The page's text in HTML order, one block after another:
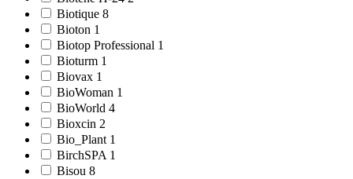
Biotique 8
Bioton 1
Biotop Professional 1
Bioturm 1
Biovax 1
BioWoman 1
BioWorld 4
Bioxcin 2
Bio_Plant 1
BirchSPA 1
Bisou 8